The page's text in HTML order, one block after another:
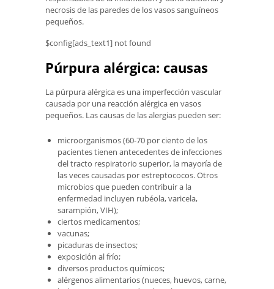
necrosis de las paredes de los vasos sanguíneos
pequeños.
$config[ads_text1] not found
Púrpura alérgica: causas
La púrpura alérgica es una imperfección vascular
causada por una reacción alérgica en vasos
pequeños. Las causas de las alergias pueden ser:
microorganismos (60-70 por ciento de los
pacientes tienen antecedentes de infecciones
del tracto respiratorio superior, la mayoría de
las veces causadas por estreptococos. Otros
microbios que pueden contribuir a la
enfermedad incluyen rubéola, varicela,
sarampión, VIH);
ciertos medicamentos;
vacunas;
picaduras de insectos;
exposición al frío;
diversos productos químicos;
alérgenos alimentarios (nueces, huevos, carne,